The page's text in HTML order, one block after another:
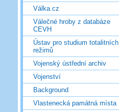
Válka.cz
Válečné hroby z databáze
CEVH
Ústav pro studium totalitních
režimů
Vojenský ústřední archiv
Vojenství
Background
Vlastenecká památná místa